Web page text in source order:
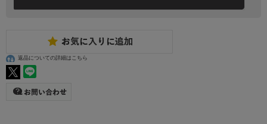
返品についての詳細はこちら